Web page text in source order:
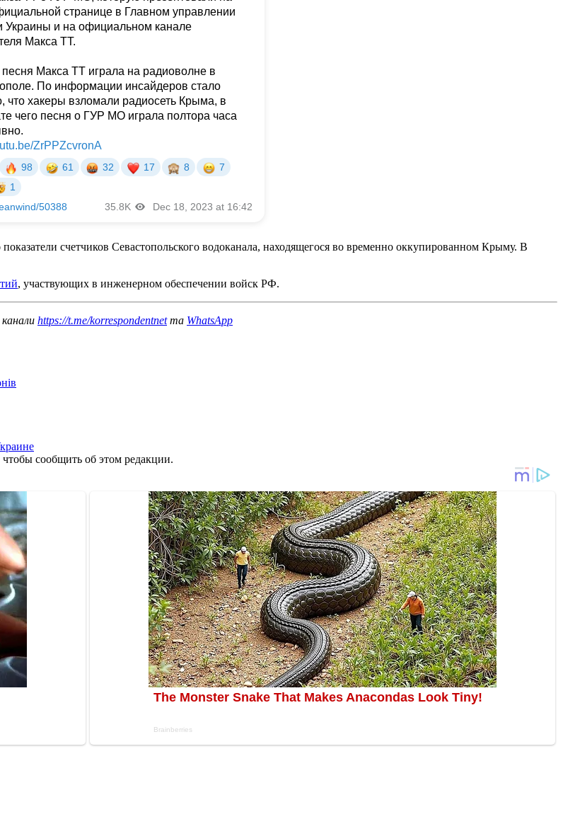
счетчиков Севастопольского водоканала, находящегося во временно оккупированном Крыму. В
, участвующих в инженерном обеспечении войск РФ.
https://t.me/korrespondentnetта WhatsApp
сообщить об этом редакции.